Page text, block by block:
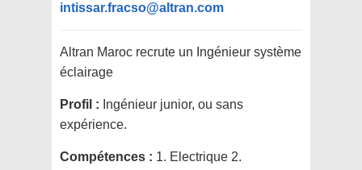
intissar.fracso@altran.com
Altran Maroc recrute un Ingénieur système
éclairage
Profil : Ingénieur junior, ou sans
expérience.
Compétences : 1. Electrique 2.